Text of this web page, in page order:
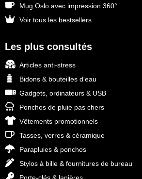
Mug Oslo avec impression 360°
Voir tous les bestsellers
Les plus consultés
Articles anti-stress
Bidons & bouteilles d'eau
Gadgets, ordinateurs & USB
Ponchos de pluie pas chers
Vêtements promotionnels
Tasses, verres & céramique
Parapluies & ponchos
Stylos à bille & fournitures de bureau